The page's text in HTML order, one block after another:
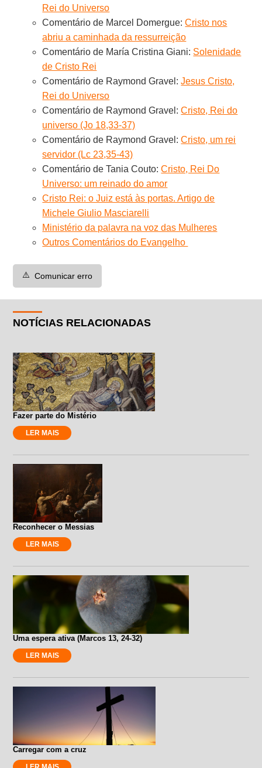
Rei do Universo
Comentário de Marcel Domergue:Cristo nos
abriu a caminhada da ressurreição
Comentário de María Cristina Giani: Solenidade
de Cristo Rei
Comentário de Raymond Gravel:Jesus Cristo,
Rei do Universo
Comentário de Raymond Gravel:Cristo, Rei do
universo (Jo 18,33-37)
Comentário de Raymond Gravel:Cristo, um rei
servidor (Lc 23,35-43)
Comentário de Tania Couto:Cristo, Rei Do
Universo: um reinado do amor
Cristo Rei: o Juiz está às portas. Artigo de
Michele Giulio Masciarelli
Ministério da palavra na voz das Mulheres
Outros Comentários do Evangelho
⚠️ Comunicar erro
NOTÍCIAS RELACIONADAS
Fazer parte do Mistério
LER MAIS
Reconhecer o Messias
LER MAIS
Uma espera ativa (Marcos 13, 24-32)
LER MAIS
Carregar com a cruz